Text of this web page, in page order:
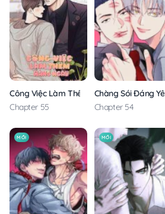
Công Việc Làm Thêm Hàng Ngày
Chapter 55
Chàng Sói Đáng Yêu
Chapter 54
MỚI MỚI